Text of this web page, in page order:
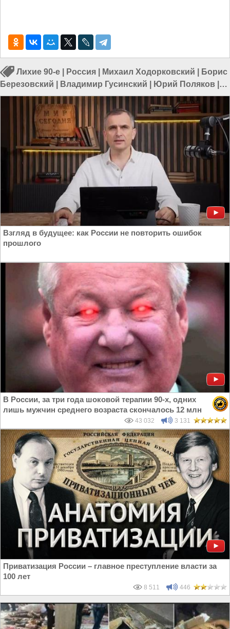
Лихие 90-е Россия Михаил Ходорковский
Борис
Березовский
Владимир Гусинский Юрий Поляков
СССР|КПСС
Взгляд в будущее: как России не повторить ошибок
прошлого
В России, за три года шоковой терапии 90-х, одних
лишь мужчин среднего возраста скончалось 12 млн
43 032 3 131
Приватизация России – главное преступление власти за
100 лет
8 511 446